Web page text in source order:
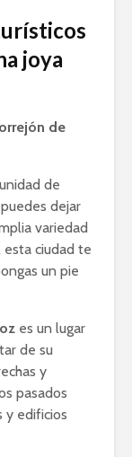
joya
de
de
dejar
variedad
esta ciudad te
un pie
es un lugar
de su
y
pasados
y edificios